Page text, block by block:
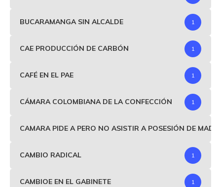
BUCARAMANGA SIN ALCALDE 1
CAE PRODUCCIÓN DE CARBÓN 1
CAFÉ EN EL PAE 1
CÁMARA COLOMBIANA DE LA CONFECCIÓN 1
CAMARA PIDE A PERO NO ASISTIR A POSESIÓN DE
CAMBIO RADICAL 1
CAMBIOE EN EL GABINETE 1